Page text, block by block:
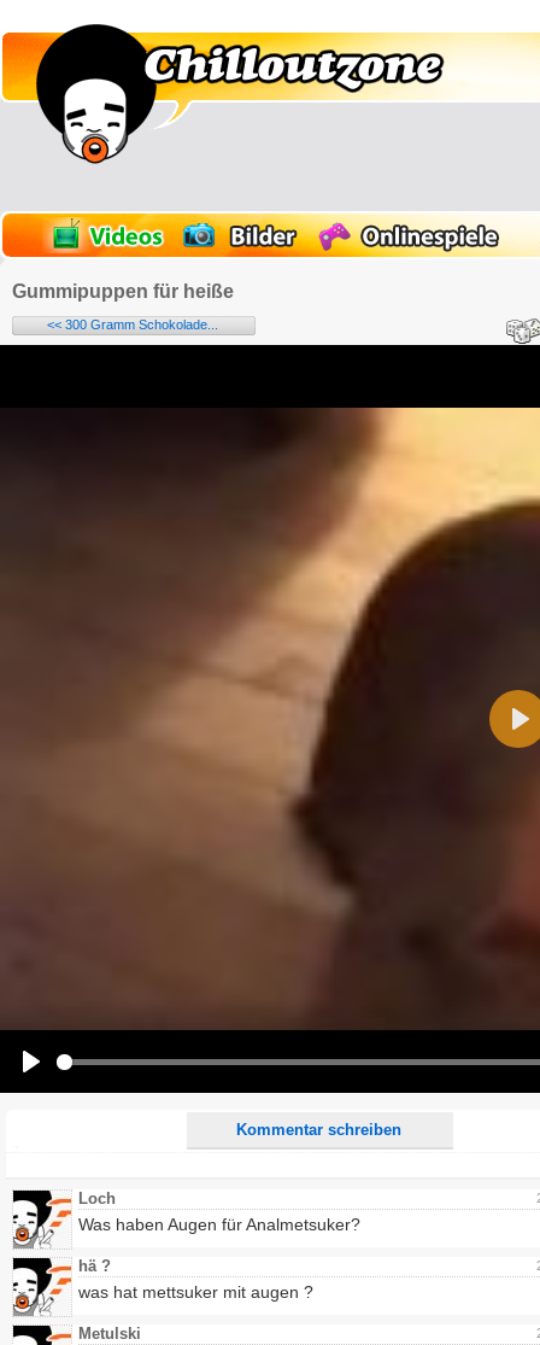
Gummipuppen für heiße
<< 300 Gramm Schokolade...
Kommentar schreiben
Ich möchte eine E-Mail, wenn auf dieser Seite weitere Kommentare erscheinen.
Loch
Was haben Augen für Analmetsuker?
hä ?
was hat mettsuker mit augen ?
Metulski